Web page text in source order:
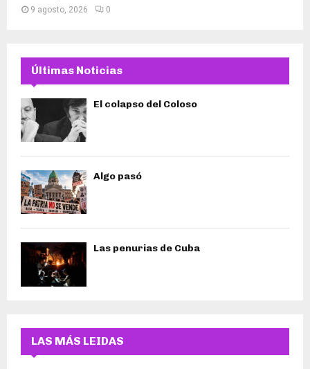
9 agosto, 2026 0
Últimas Noticias
El colapso del Coloso
Algo pasó
Las penurias de Cuba
LAS MÁS LEIDAS